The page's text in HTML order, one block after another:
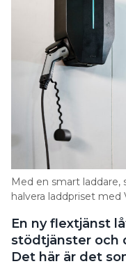
Med en smart laddare,
halvera laddpriset med
En ny flextjänst
stödtjänster och
Det här är det